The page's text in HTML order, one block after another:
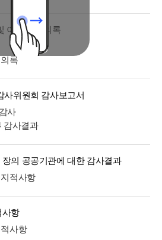
이사회 회의록
록
사위원회 감사보고서
사
감사결과
장의 공공기관에 대한 감사결과
적사항
사항
사항